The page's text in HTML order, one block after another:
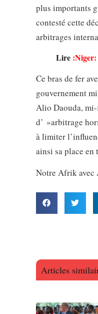
plus importants
contesté cette
arbitrages
Lire :Niger:
Ce bras de fer
gouvernement
Alio Daouda,
d’ »arbitrage
à limiter
ainsi sa place en
Notre Afrik avec
Articles